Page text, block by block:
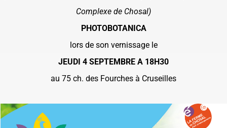
Complexe de Chosal)
PHOTOBOTANICA
lors de son vernissage le
JEUDI 4 SEPTEMBRE A 18H30
au 75 ch. des Fourches à Cruseilles